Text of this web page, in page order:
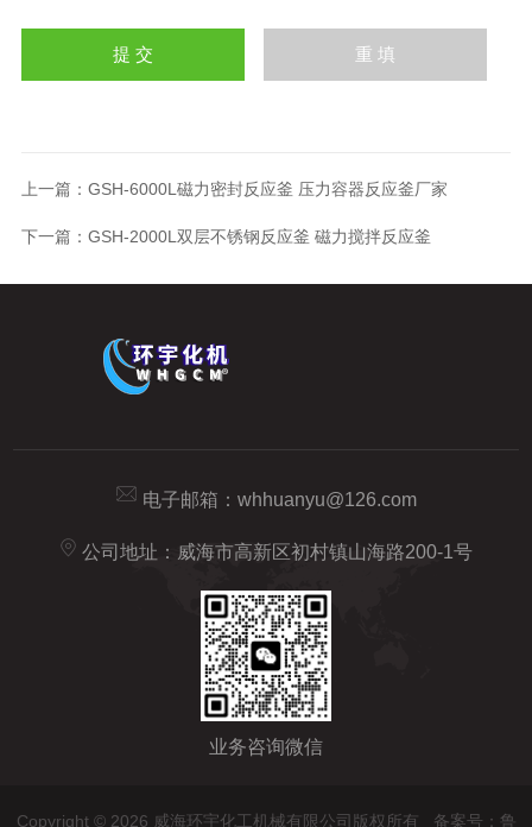
上一篇： GSH-6000L磁力密封反应釜 压力容器反应釜厂家
下一篇： GSH-2000L双层不锈钢反应釜 磁力搅拌反应釜
电子邮箱： whhuanyu@126.com
公司地址：威海市高新区初村镇山海路200-1号
业务咨询微信
Copyright © 2026 威海环宇化工机械有限公司版权所有 备案号：鲁